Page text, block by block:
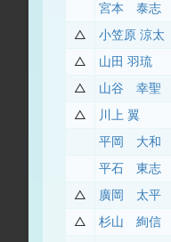
宮本 泰志
△
小笠原 涼太
△
山田 羽琉
△
山谷 幸聖
△
川上 翼
平岡 大和
平石 東志
△
廣岡 太平
△
杉山 絢信